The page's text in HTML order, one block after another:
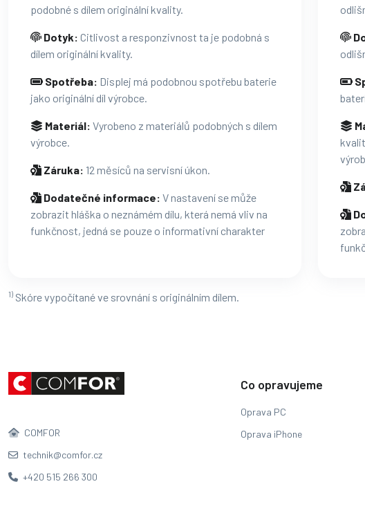
podobné s dílem originální kvality.
Dotyk: Citlivost a responzivnost ta je podobná s
dílem originální kvality.
Spotřeba: Displej má podobnou spotřebu baterie
jako originální díl výrobce.
Materiál: Vyrobeno z materiálů podobných s dílem
výrobce.
Záruka: 12 měsíců na servisní úkon.
Dodatečné informace: V nastavení se může
zobrazit hláška o neznámém dílu, která nemá vliv na
funkčnost, jedná se pouze o informativní charakter
1) Skóre vypočítané ve srovnání s originálním dílem.
COMFOR
technik@comfor.cz
+420 515 266 300
Co opravujeme
Oprava PC
Oprava iPhone